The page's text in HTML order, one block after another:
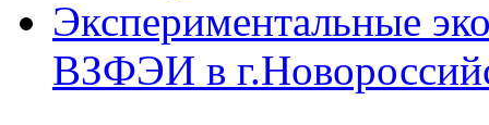
Экспериментальные
ВЗФЭИ в